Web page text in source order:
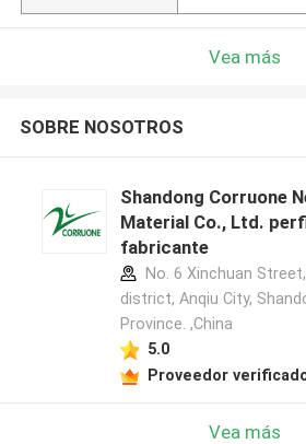
Vea más
SOBRE NOSOTROS
Shandong Corruone
Material Co., Ltd.
fabricante
No. 6 Xinchuan
district, Anqiu City,
Province. ,China
5.0
Proveedor
Vea más